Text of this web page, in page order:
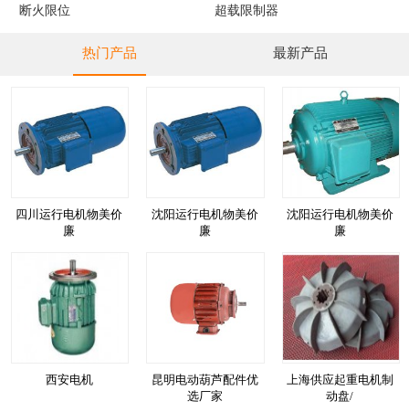
断火限位
超载限制器
热门产品 最新产品
四川运行电机物美价
廉
沈阳运行电机物美价
廉
沈阳运行电机物美价
廉
西安电机
昆明电动葫芦配件优
选厂家
上海供应起重电机制
动盘/